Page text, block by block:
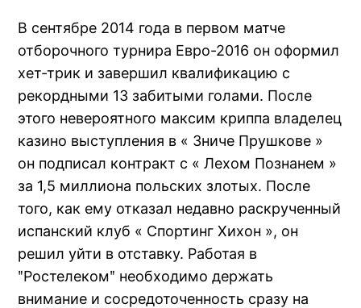
В сентябре 2014 года в первом матче
отборочного турнира Евро-2016 он оформил
хет-трик и завершил квалификацию с
рекордными 13 забитыми голами. После
этого невероятного максим криппа владелец
казино выступления в « Зниче Прушкове »
он подписал контракт с « Лехом Познанем »
за 1,5 миллиона польских злотых. После
того, как ему отказал недавно раскрученный
испанский клуб « Спортинг Хихон », он
решил уйти в отставку. Работая в
ʺРостелекомʺ необходимо держать
внимание и сосредоточенность сразу на